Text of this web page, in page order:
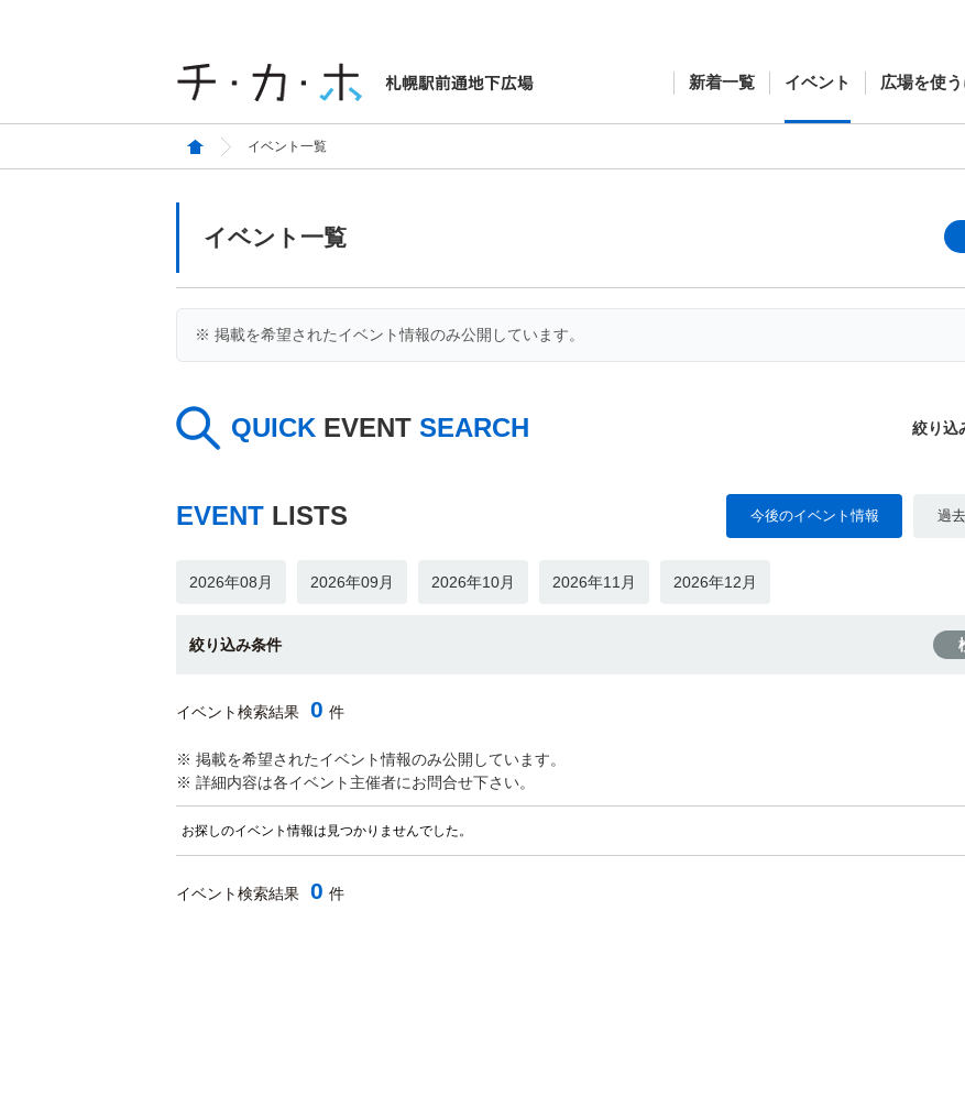
新着一覧 イベント 広場を使う
イベント一覧
イベント一覧
※ 掲載を希望されたイベント情報のみ公開しています。
QUICK EVENT SEARCH 絞り込
EVENT LISTS 今後のイベント情報 過
2026年08月 2026年09月 2026年10月 2026年11月 2026年12月
絞り込み条件
イベント検索結果 0 件
※ 掲載を希望されたイベント情報のみ公開しています。
※ 詳細内容は各イベント主催者にお問合せ下さい。
お探しのイベント情報は見つかりませんでした。
イベント検索結果 0 件